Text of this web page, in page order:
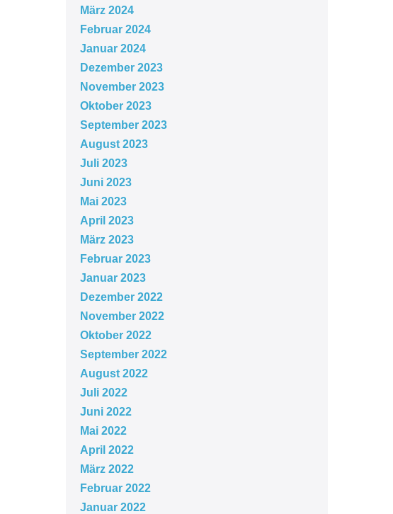
März 2024
Februar 2024
Januar 2024
Dezember 2023
November 2023
Oktober 2023
September 2023
August 2023
Juli 2023
Juni 2023
Mai 2023
April 2023
März 2023
Februar 2023
Januar 2023
Dezember 2022
November 2022
Oktober 2022
September 2022
August 2022
Juli 2022
Juni 2022
Mai 2022
April 2022
März 2022
Februar 2022
Januar 2022